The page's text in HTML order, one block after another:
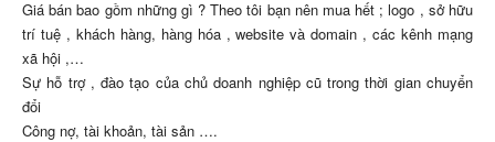
Giá bán bao gồm những gì ? Theo tôi bạn nên mua hết ; logo , sở hữu
trí tuệ , khách hàng, hàng hóa , website và domain , các kênh mạng
xã hội ,…
Sự hỗ trợ , đào tạo của chủ doanh nghiệp cũ trong thời gian chuyển
đổi
Công nợ, tài khoản, tài sản ….